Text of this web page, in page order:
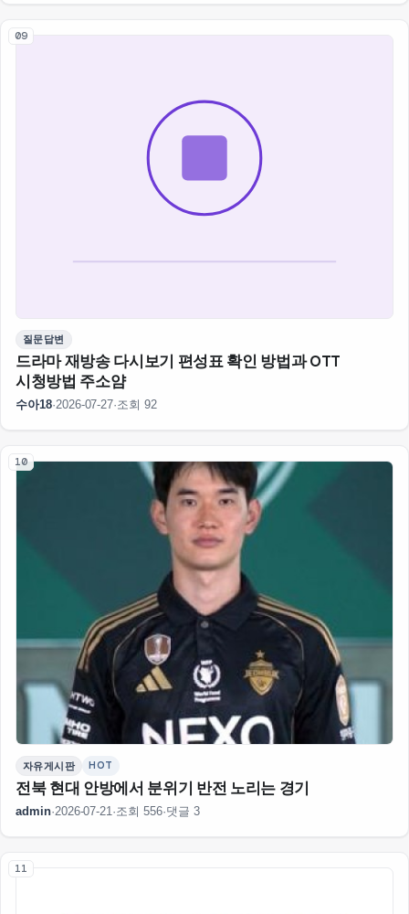
09
질문답변
드라마 재방송 다시보기 편성표 확인 방법과 OTT
시청방법 주소얌
수아18·2026-07-27·조회 92
10
자유게시판 HOT
전북 현대 안방에서 분위기 반전 노리는 경기
admin·2026-07-21 ·조회 556·댓글 3
11